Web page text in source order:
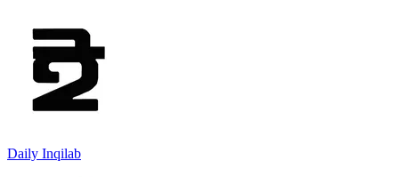
Daily Inqilab